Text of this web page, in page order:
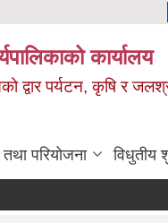
कार्यालय
द्वार पर्यटन, कृषि र
परियोजना विधुतीय